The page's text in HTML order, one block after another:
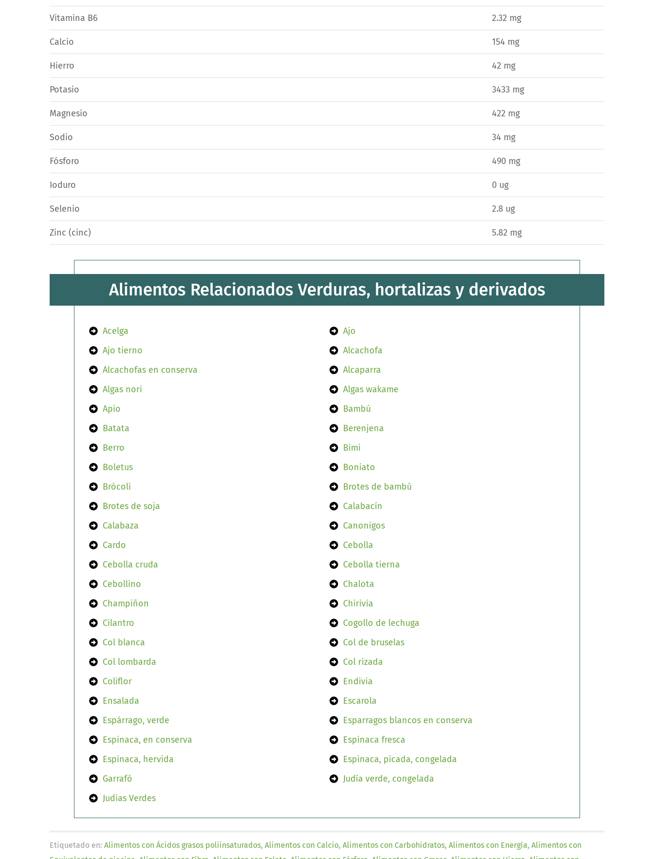
Vitamina B6 2.32 mg
Calcio 154 mg
Hierro 42 mg
Potasio 3433 mg
Magnesio 422 mg
Sodio 34 mg
Fósforo 490 mg
Ioduro 0 ug
Selenio 2.8 ug
Zinc (cinc) 5.82 mg
Alimentos Relacionados Verduras, hortalizas y derivados
Acelga
Ajo
Ajo tierno
Alcachofa
Alcachofas en conserva
Alcaparra
Algas nori
Algas wakame
Apio
Bambú
Batata
Berenjena
Berro
Bimi
Boletus
Boniato
Brócoli
Brotes de bambú
Brotes de soja
Calabacín
Calabaza
Canonigos
Cardo
Cebolla
Cebolla cruda
Cebolla tierna
Cebollino
Chalota
Champiñon
Chirivia
Cilantro
Cogollo de lechuga
Col blanca
Col de bruselas
Col lombarda
Col rizada
Coliflor
Endivia
Ensalada
Escarola
Espárrago, verde
Esparragos blancos en conserva
Espinaca, en conserva
Espinaca fresca
Espinaca, hervida
Espinaca, picada, congelada
Garrafó
Judía verde, congelada
Judias Verdes
Etiquetado en: Alimentos con Ácidos grasos poliinsaturados, Alimentos con Calcio, Alimentos con Carbohidratos, Alimentos con Energía, Alimentos con